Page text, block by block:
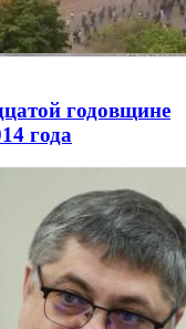
годовщине
года